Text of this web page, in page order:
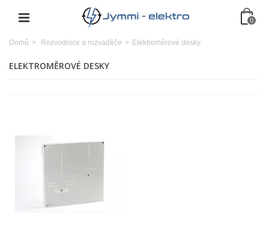
0
Domů > Rozvodnice a rozvaděče > Elektroměrové desky
ELEKTROMĚROVÉ DESKY